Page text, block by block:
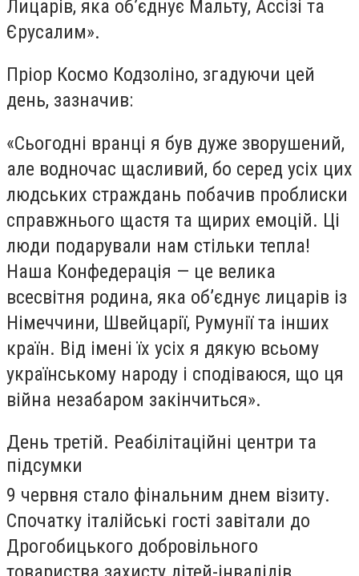
Лицарів, яка об’єднує Мальту, Ассізі та
Єрусалим».
Пріор Космо Кодзоліно, згадуючи цей
день, зазначив:
«Сьогодні вранці я був дуже зворушений,
але водночас щасливий, бо серед усіх цих
людських страждань побачив проблиски
справжнього щастя та щирих емоцій. Ці
люди подарували нам стільки тепла!
Наша Конфедерація — це велика
всесвітня родина, яка об’єднує лицарів із
Німеччини, Швейцарії, Румунії та інших
країн. Від імені їх усіх я дякую всьому
українському народу і сподіваюся, що ця
війна незабаром закінчиться».
День третій. Реабілітаційні центри та
підсумки
9 червня стало фінальним днем візиту.
Спочатку італійські гості завітали до
Дрогобицького добровільного